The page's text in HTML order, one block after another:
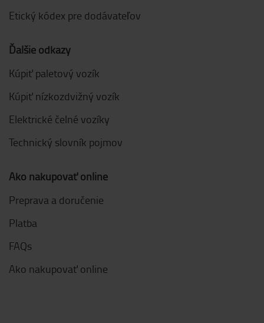
Etický kódex pre dodávateľov
Ďalšie odkazy
Kúpiť paletový vozík
Kúpiť nízkozdvižný vozík
Elektrické čelné vozíky
Technický slovník pojmov
Ako nakupovať online
Preprava a doručenie
Platba
FAQs
Ako nakupovať online